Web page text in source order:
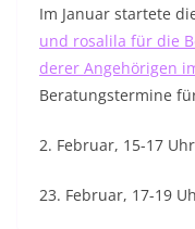
Im Januar startete
und rosalila für die
derer Angehörigen
Beratungstermine
2. Februar, 15-17
23. Februar, 17-19